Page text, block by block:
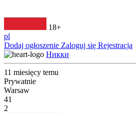
18+
pl
Dodaj ogłoszenie Zaloguj się Rejestracja
Никки
11 miesięcy temu
Prywatnie
Warsaw
41
2